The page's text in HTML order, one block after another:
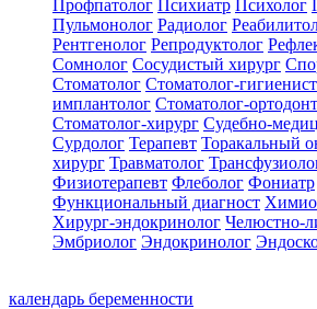
Профпатолог Психиатр Психолог
Пульмонолог Радиолог
Рентгенолог Репродуктолог
Сомнолог Сосудистый хирург
Стоматолог Стоматолог-гигиенист
имплантолог Стоматолог-ортодонт
Стоматолог-хирург Судебно-
Сурдолог Терапевт Торакальный
хирург Травматолог
Физиотерапевт Флеболог Фониатр
Функциональный диагност
Хирург-эндокринолог Челюстно-
Эмбриолог Эндокринолог
календарь беременности